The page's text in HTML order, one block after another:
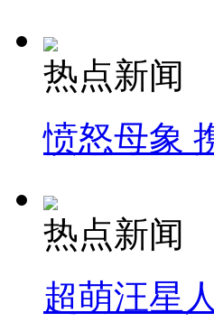
热点新闻
愤怒母象
热点新闻
超萌汪星